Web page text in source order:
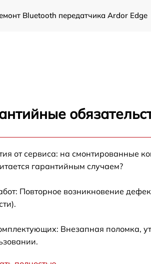
Bluetooth передатчика Ardor Edge
разъема зарядки Ardor Edge
от сервиса: на смонтированные
гарантийным случаем?
Повторное возникновение
Внезапная поломка,